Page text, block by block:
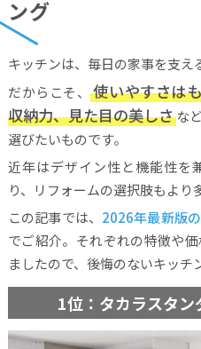
ング
キッチンは、毎日の家事を支え
だからこそ、使いやすさは
収納力、見た目の美しさ な
選びたいものです。
近年はデザイン性と機能性を
り、リフォームの選択肢もより
この記事では、 2026年最新版
でご紹介。それぞれの特徴や
ましたので、後悔のないキッチ
1位：タカラスタ